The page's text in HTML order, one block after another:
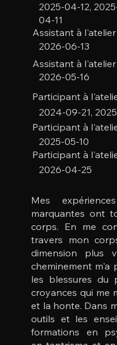
2025-04-12,
04-11
Assistant à l'atelier
2026-06-13
Assistant à l'atelier
2026-05-16
Participant à
2024-09-21,
Participant à
2025-05-10
Participant à
2026-04-25
Mes
marquantes ont
corps. En me
travers mon
dimension plus
cheminement m'a
les blessures du
croyances qui me
et la honte. Dans
outils et les
formations en